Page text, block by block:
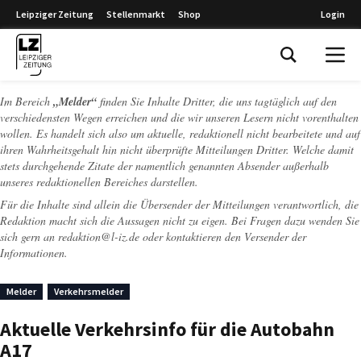
Leipziger Zeitung Stellenmarkt Shop Login
Im Bereich „Melder“ finden Sie Inhalte Dritter, die uns tagtäglich auf den
verschiedensten Wegen erreichen und die wir unseren Lesern nicht vorenthalten
wollen. Es handelt sich also um aktuelle, redaktionell nicht bearbeitete und auf
ihren Wahrheitsgehalt hin nicht überprüfte Mitteilungen Dritter. Welche damit
stets durchgehende Zitate der namentlich genannten Absender außerhalb
unseres redaktionellen Bereiches darstellen.
Für die Inhalte sind allein die Übersender der Mitteilungen verantwortlich, die
Redaktion macht sich die Aussagen nicht zu eigen. Bei Fragen dazu wenden Sie
sich gern an redaktion@l-iz.de oder kontaktieren den Versender der
Informationen.
Melder Verkehrsmelder
Aktuelle Verkehrsinfo für die Autobahn
A17